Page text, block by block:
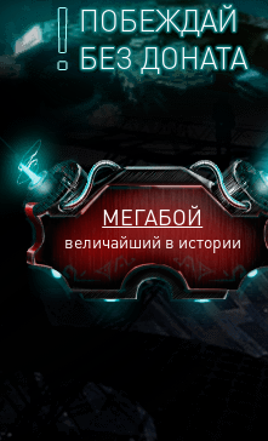
ПОБЕЖДАЙ
БЕЗ ДОНАТА
МЕГАБОЙ
величайший в истории